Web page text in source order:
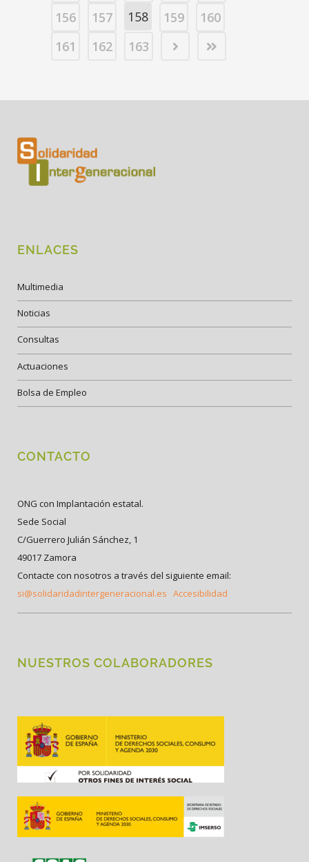
156
157 158 159
160
161
162 163
ENLACES
Multimedia
Noticias
Consultas
Actuaciones
Bolsa de Empleo
CONTACTO
ONG con Implantación estatal.
Sede Social
C/Guerrero Julián Sánchez, 1
49017 Zamora
Contacte con nosotros a través del siguiente email:
si@solidaridadintergeneracional.es Accesibilidad
NUESTROS COLABORADORES